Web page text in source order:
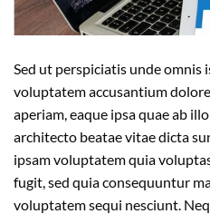
Sed ut perspiciatis unde omnis
voluptatem accusantium
aperiam, eaque ipsa quae ab
architecto beatae vitae dicta
ipsam voluptatem quia
fugit, sed quia consequuntur
voluptatem sequi nesciunt.